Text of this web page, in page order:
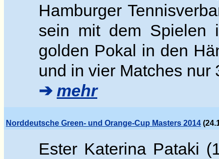
Hamburger
sein mit dem Spielen
golden Pokal in den
und in vier Matches
➔ mehr
Norddeutsche Green- und Orange-Cup Masters 2014
Ester Katerina Pataki